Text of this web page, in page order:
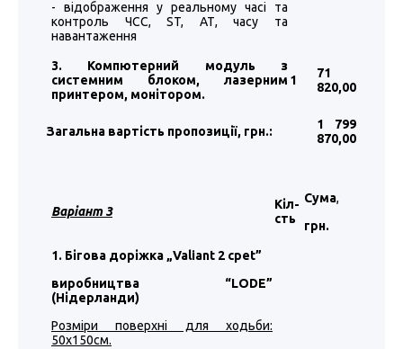
- відображення у реальному часі та
контроль ЧСС, ST, АТ, часу та
навантаження
3. Компютерний модуль з
системним блоком, лазерним
принтером, монітором.
1
71
820,00
Загальна вартість пропозиції, грн.:
1 799
870,00
Варіант 3
Кіл-
сть
Сума,
грн.
1. Бігова доріжка „Valiant 2 cpet”
виробництва “LODE”
(Нідерланди)
Розміри поверхні для ходьби:
50х150см.